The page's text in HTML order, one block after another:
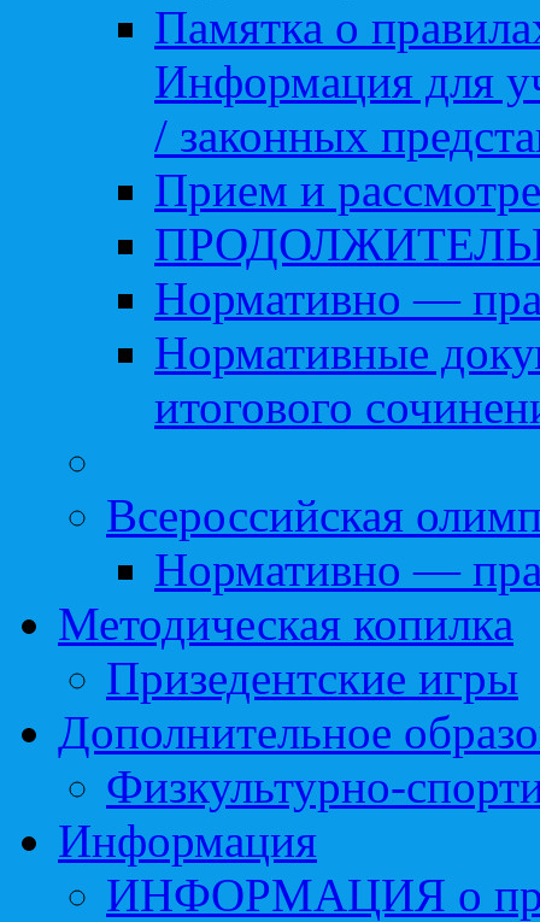
Памятка о
Информация для
/ законных
Прием и
Нормативно —
Нормативные
итогового
Всероссийская
Нормативно —
Методическая копилка
Призедентские игры
Дополнительное
Физкультурно-
Информация
ИНФОРМАЦИЯ о